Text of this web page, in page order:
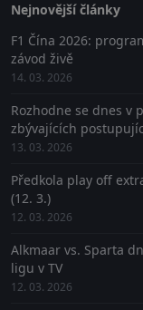
Nejnovější články
F1 Čína 2026:
závod živě
14. 03. 2026
Rozhodne se dnes v
zbývajících
13. 03. 2026
Předkola play off
(12. 3.)
12. 03. 2026
Alkmaar vs. Sparta
ligu v TV
12. 03. 2026